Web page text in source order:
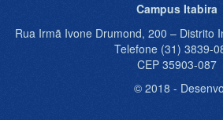
Campus Itabira
Rua Irmã Ivone Drumond, 200 – Distrito
Telefone (31) 3839-
CEP 35903-087
© 2018 -